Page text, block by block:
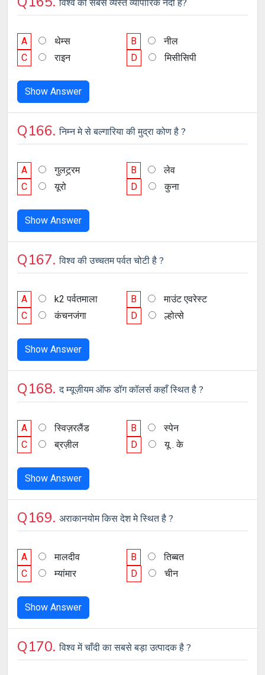
विश्व की सबसे व्यस्त व्यापारिक नदी है?
A थेम्स B
नील
C
राइन D मिसीसिपी
Show Answer
Q166.निम्न मे से बल्गारिया की मुद्रा कोण है ?
A गुलट्र्रम B
लेव
C
यूरो D कुना
Show Answer
Q167.विश्व की उच्चतम पर्वत चोटी है ?
A k2 पर्वतमाला B
माउंट एवरेस्ट
C
कंचनजंगा D ल्होत्से
Show Answer
Q168.द म्यूज़ीयम ऑफ डॉग कॉलर्स कहाँ स्थित है ?
A स्विज़रलैंड B
स्पेन
C
ब्रज़ील D यू . के
Show Answer
Q169. अराकानयोम किस देश मे स्थित है ?
A मालदीव B
तिब्बत
C
म्यांमार D चीन
Show Answer
Q170.विश्व में चाँदी का सबसे बड़ा उत्पादक है ?